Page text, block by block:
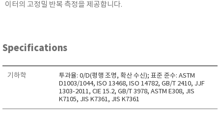
Milwaukee Instruments
OCEANUS
OKANO WORKS
PARTICLE PLUS
PEAK TECH
PESOLA
이터의 고정밀 반복 측정을 제공합니다.
Specifications
기하학
투과율: 0/D(평행 조명, 확산 수신); 표준 준수: ASTM
D1003/1044, ISO 13468, ISO 14782, GB/T 2410, JJF
1303-2011, CIE 15.2, GB/T 3978, ASTM E308, JIS
K7105, JIS K7361, JIS K7361